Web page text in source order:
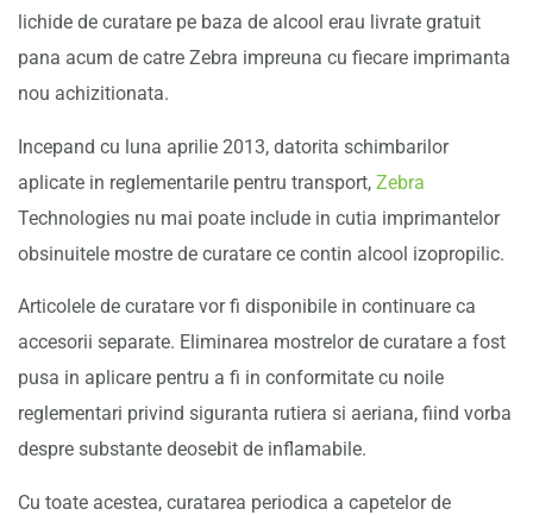
lichide de curatare pe baza de alcool erau livrate gratuit
pana acum de catre Zebra impreuna cu fiecare imprimanta
nou achizitionata.
Incepand cu luna aprilie 2013, datorita schimbarilor
aplicate in reglementarile pentru transport, Zebra
Technologies nu mai poate include in cutia imprimantelor
obsinuitele mostre de curatare ce contin alcool izopropilic.
Articolele de curatare vor fi disponibile in continuare ca
accesorii separate. Eliminarea mostrelor de curatare a fost
pusa in aplicare pentru a fi in conformitate cu noile
reglementari privind siguranta rutiera si aeriana, fiind vorba
despre substante deosebit de inflamabile.
Cu toate acestea, curatarea periodica a capetelor de